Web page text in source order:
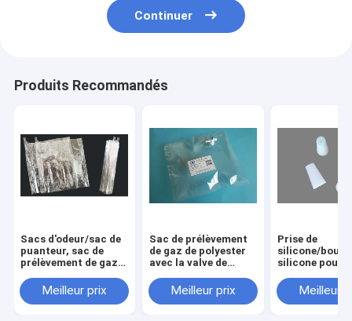
Continuer
Produits Recommandés
Sacs d'odeur/sac de
puanteur, sac de
prélèvement de gaz
tube de verre
POLOD_3L
Meilleur prix
Sac de prélèvement
de gaz de polyester
avec la valve de
robinet de PC avec le
septum POL21_10L
Meilleur prix
Prise de
silicone/
silicone pour
puanteur avec
tube de verre
Meilleur